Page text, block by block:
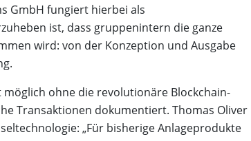
GmbH fungiert hierbei als
ist, dass gruppenintern die ganze
wird: von der Konzeption und Ausgabe
ohne die revolutionäre Blockchain-
Transaktionen dokumentiert. Thomas Oliver
„Für bisherige Anlageprodukte